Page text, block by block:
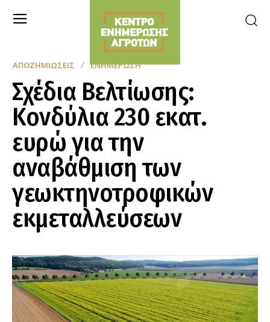
ΑΠΟΖΗΜΙΏΣΕΙΣ ΕΝΗΜΈΡΩΣΗ
Σχέδια Βελτίωσης:
Κονδύλια 230 εκατ.
ευρώ για την
αναβάθμιση των
γεωκτηνοτροφικών
εκμεταλλεύσεων